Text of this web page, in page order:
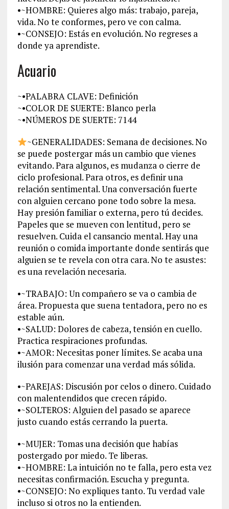
•~HOMBRE: Quieres algo más: trabajo, pareja,
vida. No te conformes, pero ve con calma.
•~CONSEJO: Estás en evolución. No regreses a
donde ya aprendiste.
Acuario
~•PALABRA CLAVE: Definición
~•COLOR DE SUERTE: Blanco perla
~•NÚMEROS DE SUERTE: 7144
~GENERALIDADES: Semana de decisiones. No
se puede postergar más un cambio que vienes
evitando. Para algunos, es mudanza o cierre de
ciclo profesional. Para otros, es definir una
relación sentimental. Una conversación fuerte
con alguien cercano pone todo sobre la mesa.
Hay presión familiar o externa, pero tú decides.
Papeles que se mueven con lentitud, pero se
resuelven. Cuida el cansancio mental. Hay una
reunión o comida importante donde sentirás que
alguien se te revela con otra cara. No te asustes:
es una revelación necesaria.
•~TRABAJO: Un compañero se va o cambia de
área. Propuesta que suena tentadora, pero no es
estable aún.
•~SALUD: Dolores de cabeza, tensión en cuello.
Practica respiraciones profundas.
•~AMOR: Necesitas poner límites. Se acaba una
ilusión para comenzar una verdad más sólida.
•~PAREJAS: Discusión por celos o dinero. Cuidado
con malentendidos que crecen rápido.
•~SOLTEROS: Alguien del pasado se aparece
justo cuando estás cerrando la puerta.
•~MUJER: Tomas una decisión que habías
postergado por miedo. Te liberas.
•~HOMBRE: La intuición no te falla, pero esta vez
necesitas confirmación. Escucha y pregunta.
•~CONSEJO: No expliques tanto. Tu verdad vale
incluso si otros no la entienden.